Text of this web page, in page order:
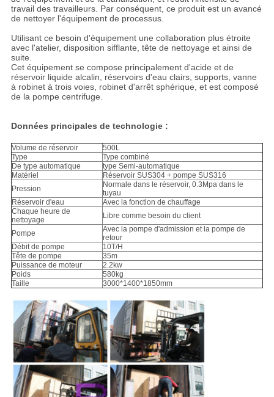
travail des travailleurs. Par conséquent, ce produit est un avancé
de nettoyer l'équipement de processus.
Utilisant ce besoin d'équipement une collaboration plus étroite
avec l'atelier, disposition sifflante, tête de nettoyage et ainsi de
suite.
Cet équipement se compose principalement d'acide et de
réservoir liquide alcalin, réservoirs d'eau clairs, supports, vanne
à robinet à trois voies, robinet d'arrêt sphérique, et est composé
de la pompe centrifuge.
Données principales de technologie :
Volume de réservoir
500L
Type
Type combiné
De type automatique
type Semi-automatique
Matériel
Réservoir SUS304 + pompe SUS316
Pression
Normale dans le réservoir, 0.3Mpa dans le
tuyau
Réservoir d'eau
Avec la fonction de chauffage
Chaque heure de
nettoyage
Libre comme besoin du client
Pompe
Avec la pompe d'admission et la pompe de
retour
Débit de pompe
10T/H
Tête de pompe
35m
Puissance de moteur
2.2kw
Poids
580kg
Taille
3000*1400*1850mm